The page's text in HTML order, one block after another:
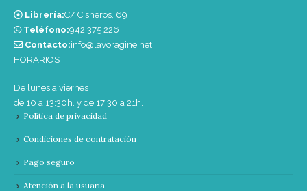
Librería:C/ Cisneros, 69
Teléfono:‭942 375 226‬
Contacto:info@lavoragine.net
HORARIOS
De lunes a viernes
de 10 a 13:30h. y de 17:30 a 21h.
Política de privacidad
Condiciones de contratación
Pago seguro
Atención a la usuaria